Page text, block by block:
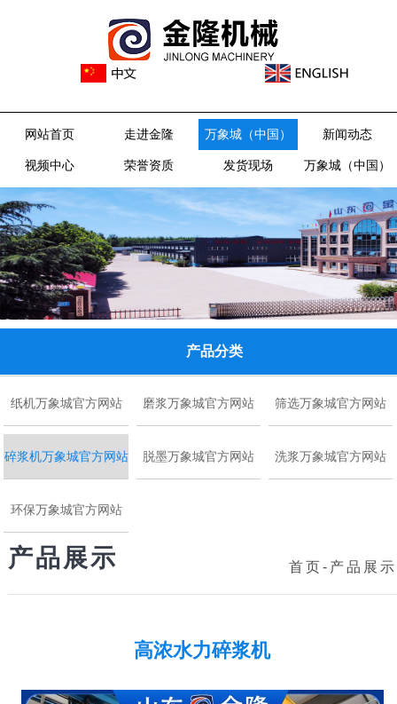
网站首页 走进金隆 万象城（中国） 新闻动态
视频中心 荣誉资质 发货现场 万象城（中国）
产品分类
纸机万象城官方网站 磨浆万象城官方网站 筛选万象城官方网站
碎浆机万象城官方网站 脱墨万象城官方网站 洗浆万象城官方网站
环保万象城官方网站
产品展示 首页- 产品展示
高浓水力碎浆机